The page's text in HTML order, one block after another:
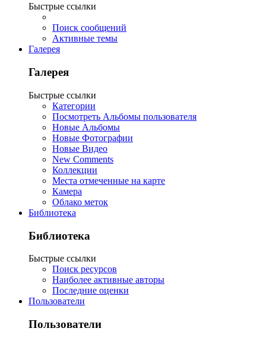
Быстрые ссылки
Поиск сообщений
Активные темы
Галерея
Галерея
Быстрые ссылки
Категории
Посмотреть Альбомы пользователя
Новые Альбомы
Новые Фотографии
Новые Видео
New Comments
Коллекции
Места отмеченные на карте
Камера
Облако меток
Библиотека
Библиотека
Быстрые ссылки
Поиск ресурсов
Наиболее активные авторы
Последние оценки
Пользователи
Пользователи